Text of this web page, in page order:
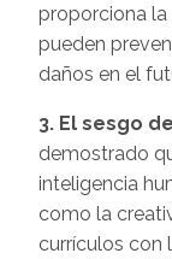
proporciona la
pueden
daños en el
3. El sesgo
demostrado
inteligencia
como la
currículos con